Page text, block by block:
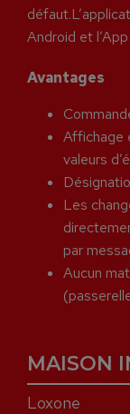
Android et
Avantages
Affichage
valeurs
Les
par
Aucun
MAISON
Loxone